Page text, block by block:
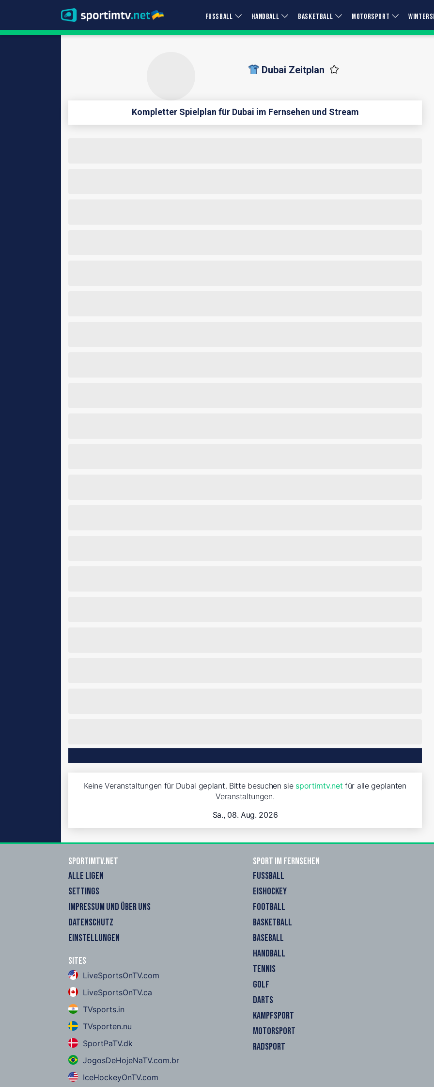
FUSSBALL HANDBALL BASKETBALL MOTORSPORT
Dubai Zeitplan
Kompletter Spielplan für Dubai im Fernsehen und Stream
Keine Veranstaltungen für Dubai geplant. Bitte besuchen sie sportimtv.net für alle geplanten
Veranstaltungen.
Sa., 08. Aug. 2026
sportimtv.net
ALLE LIGEN
SETTINGS
IMPRESSUM UND ÜBER UNS
DATENSCHUTZ
EINSTELLUNGEN
Sites
LiveSportsOnTV.com
LiveSportsOnTV.ca
TVsports.in
TVsporten.nu
SportPaTV.dk
JogosDeHojeNaTV.com.br
IceHockeyOnTV.com
Sport im Fernsehen
FUSSBALL
EISHOCKEY
FOOTBALL
BASKETBALL
BASEBALL
HANDBALL
TENNIS
GOLF
DARTS
KAMPFSPORT
MOTORSPORT
RADSPORT